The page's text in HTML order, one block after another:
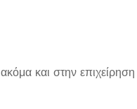
και στην επιχείρηση